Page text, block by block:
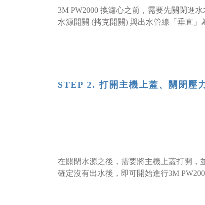
3M PW2000 換濾心之前，需要先關閉進
水源開關 (拷克開關) 與出水管線「垂直」
STEP 2. 打開主機上蓋、關閉壓
在關閉水源之後，需要將主機上蓋打開，
確定沒有出水後，即可開始進行3M